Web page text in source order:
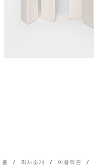
홈 / 회사소개 / 이용약관 /